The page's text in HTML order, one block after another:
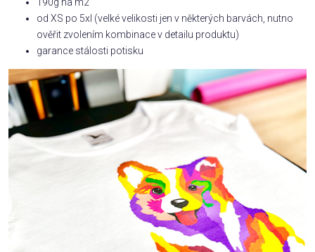
190g na m2
od XS po 5xl (velké velikosti jen v některých barvách, nutno
ověřit zvolením kombinace v detailu produktu)
garance stálosti potisku